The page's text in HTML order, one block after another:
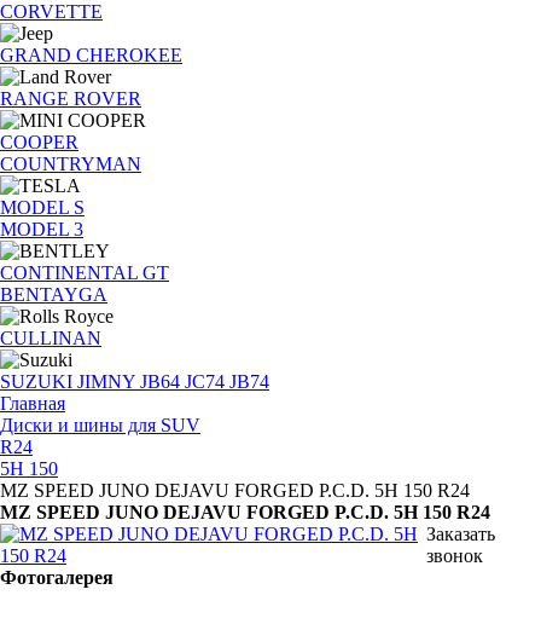
CORVETTE
GRAND CHEROKEE
RANGE ROVER
COOPER
COUNTRYMAN
MODEL S
MODEL 3
CONTINENTAL GT
BENTAYGA
CULLINAN
SUZUKI JIMNY JB64 JC74 JB74
Главная
Диски и шины для SUV
R24
5H 150
MZ SPEED JUNO DEJAVU FORGED P.C.D. 5H 150 R24
MZ SPEED JUNO DEJAVU FORGED P.C.D. 5H 150 R24
Заказать
звонок
Фотогалерея